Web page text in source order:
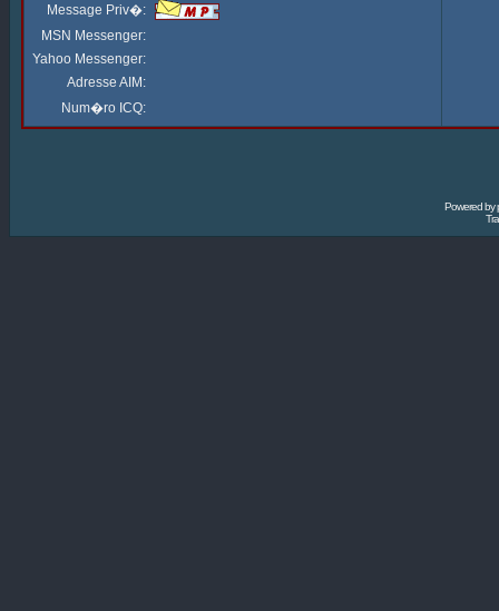
Message Priv�:
MSN Messenger:
Yahoo Messenger:
Adresse AIM:
Num�ro ICQ:
Powered by